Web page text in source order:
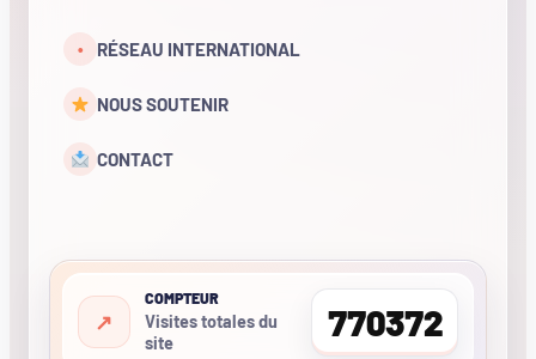
• RÉSEAU INTERNATIONAL
NOUS SOUTENIR
CONTACT
COMPTEUR
Visites totales du
site
770372